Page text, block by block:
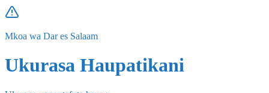
Mkoa wa Dar es Salaam
Ukurasa Haupatikani